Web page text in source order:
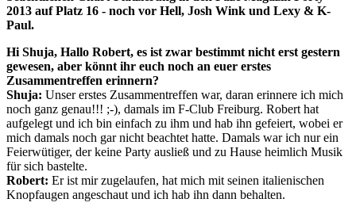
2013 auf Platz 16 - noch vor Hell, Josh Wink und Lexy & K-
Paul.
Hi Shuja, Hallo Robert, es ist zwar bestimmt nicht erst gestern
gewesen, aber könnt ihr euch noch an euer erstes
Zusammentreffen erinnern?
Shuja: Unser erstes Zusammentreffen war, daran erinnere ich mich
noch ganz genau!!! ;-), damals im F-Club Freiburg. Robert hat
aufgelegt und ich bin einfach zu ihm und hab ihn gefeiert, wobei er
mich damals noch gar nicht beachtet hatte. Damals war ich nur ein
Feierwütiger, der keine Party ausließ und zu Hause heimlich Musik
für sich bastelte.
Robert: Er ist mir zugelaufen, hat mich mit seinen italienischen
Knopfaugen angeschaut und ich hab ihn dann behalten.